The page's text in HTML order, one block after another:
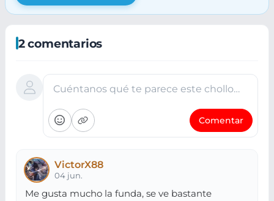
2 comentarios
Cuéntanos qué te parece este chollo…
Comentar
VictorX88
04 jun.
Me gusta mucho la funda, se ve bastante